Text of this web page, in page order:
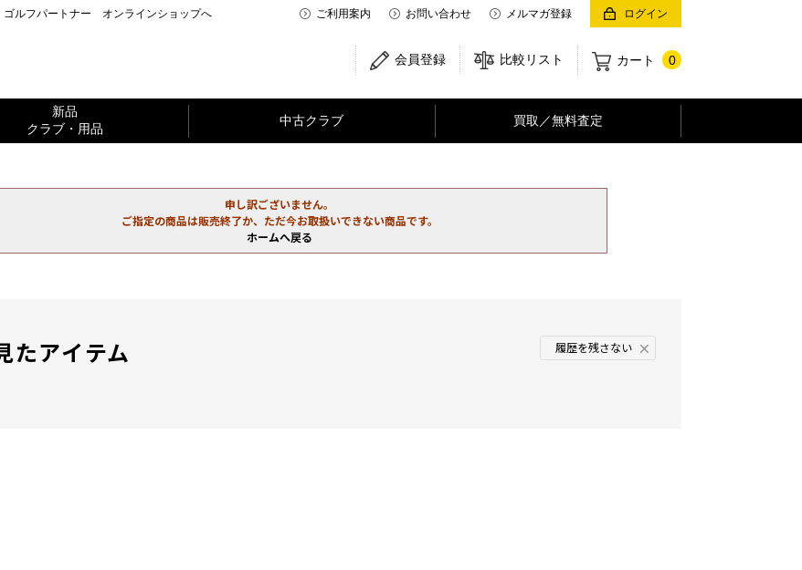
ルフパートナー オンラインショップへ ご利用案内 お問い合わせ メルマガ登録 ログイン
カート 0
比較リスト
会員登録
新品
クラブ・用品
中古クラブ 買取／無料査定
申し訳ございません。
ご指定の商品は販売終了か、ただ今お取扱いできない商品です。
ホームへ戻る
たアイテム 履歴を残さない